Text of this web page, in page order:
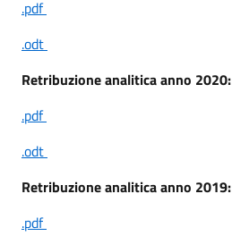
.pdf
.odt
Retribuzione analitica anno 2020:
.pdf
.odt
Retribuzione analitica anno 2019:
.pdf